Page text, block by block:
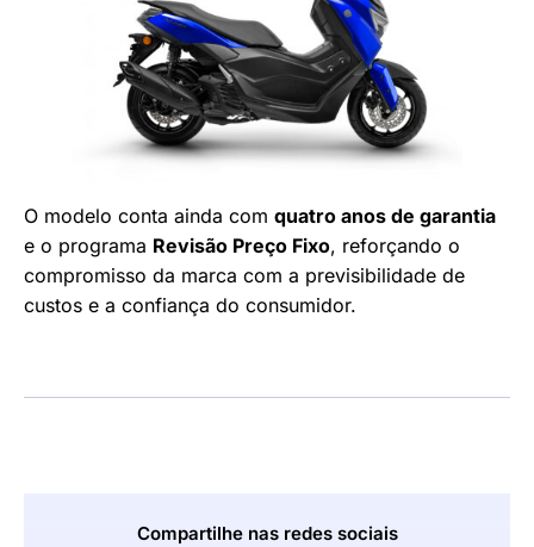
O modelo conta ainda com quatro anos de garantia
e o programa Revisão Preço Fixo, reforçando o
compromisso da marca com a previsibilidade de
custos e a confiança do consumidor.
Compartilhe nas redes sociais